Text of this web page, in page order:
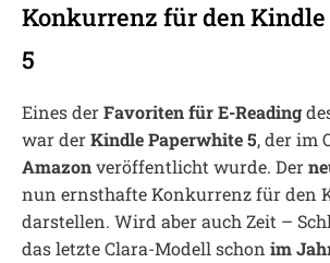
Konkurrenz für den
5
Eines derFavoriten für E-Reading
war derKindle Paperwhite 5, der im
Amazonveröffentlicht wurde. Der
nun ernsthafte Konkurrenz für den
darstellen. Wird aber auch Zeit –
das letzte Clara-Modell schon im